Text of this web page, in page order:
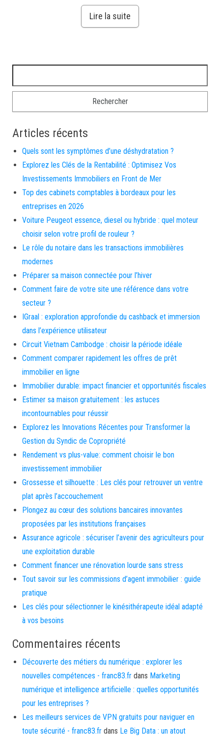
Lire la suite
Articles récents
Quels sont les symptômes d’une déshydratation ?
Explorez les Clés de la Rentabilité : Optimisez Vos
Investissements Immobiliers en Front de Mer
Top des cabinets comptables à bordeaux pour les
entreprises en 2026
Voiture Peugeot essence, diesel ou hybride : quel moteur
choisir selon votre profil de rouleur ?
Le rôle du notaire dans les transactions immobilières
modernes
Préparer sa maison connectée pour l’hiver
Comment faire de votre site une référence dans votre
secteur ?
IGraal : exploration approfondie du cashback et immersion
dans l’expérience utilisateur
Circuit Vietnam Cambodge : choisir la période idéale
Comment comparer rapidement les offres de prêt
immobilier en ligne
Immobilier durable: impact financier et opportunités fiscales
Estimer sa maison gratuitement : les astuces
incontournables pour réussir
Explorez les Innovations Récentes pour Transformer la
Gestion du Syndic de Copropriété
Rendement vs plus-value: comment choisir le bon
investissement immobilier
Grossesse et silhouette : Les clés pour retrouver un ventre
plat après l’accouchement
Plongez au cœur des solutions bancaires innovantes
proposées par les institutions françaises
Assurance agricole : sécuriser l’avenir des agriculteurs pour
une exploitation durable
Comment financer une rénovation lourde sans stress
Tout savoir sur les commissions d’agent immobilier : guide
pratique
Les clés pour sélectionner le kinésithérapeute idéal adapté
à vos besoins
Commentaires récents
Découverte des métiers du numérique : explorer les
nouvelles compétences - franc83.fr dans Marketing
numérique et intelligence artificielle : quelles opportunités
pour les entreprises ?
Les meilleurs services de VPN gratuits pour naviguer en
toute sécurité - franc83.fr dans Le Big Data : un atout